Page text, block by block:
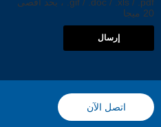
20 ميجا
إرسال
اتصل الآن